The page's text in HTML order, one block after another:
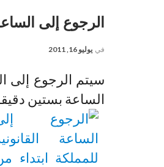
الرجوع إلى الساعة
في يوليو 16, 2011
الساعة بستين دقيقة